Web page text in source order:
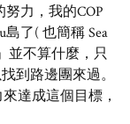
力，我的COP
了( 也簡稱 Sea
並不算什麼，只
到路邊團來過。
達成這個目標，